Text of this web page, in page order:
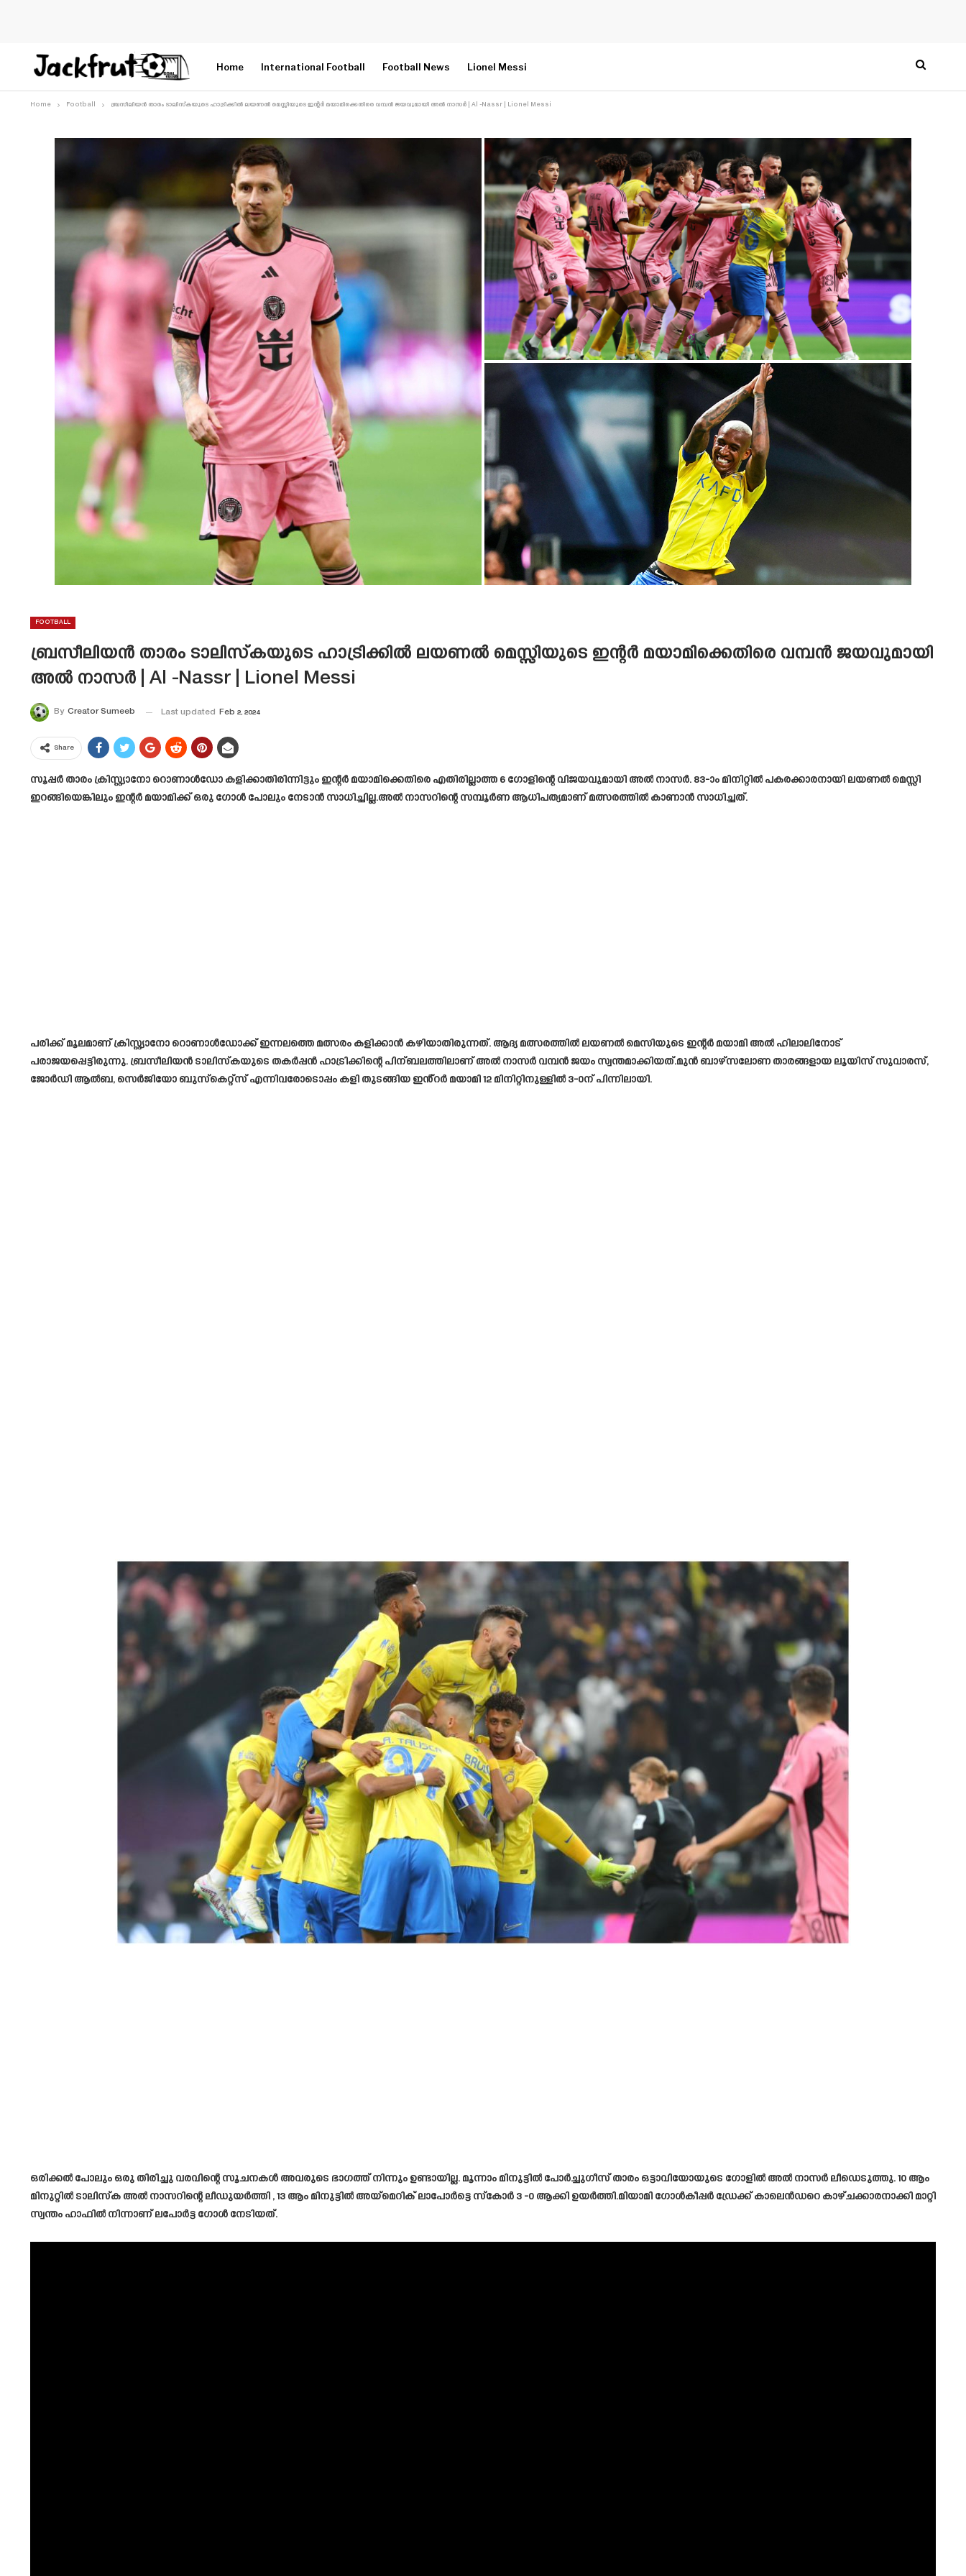
Home International Football Football News Lionel Messi
Home Football ബ്രസീലിയൻ താരം ടാലിസ്കയുടെ ഹാട്രിക്കിൽ ലയണൽ മെസ്സിയുടെ ഇന്റർ മയാമിക്കെതിരെ വമ്പൻ ജയവുമായി അൽ നാസർ | Al -Nassr | Lionel Messi
FOOTBALL
ബ്രസീലിയൻ താരം ടാലിസ്കയുടെ ഹാട്രിക്കിൽ ലയണൽ മെസ്സിയുടെ ഇന്റർ മയാമിക്കെതിരെ വമ്പൻ ജയവുമായി
അൽ നാസർ | Al -Nassr | Lionel Messi
By Creator Sumeeb Last updated Feb 2, 2024
Share
സൂപ്പർ താരം ക്രിസ്റ്റ്യാനോ റൊണാൾഡോ കളിക്കാതിരിന്നിട്ടും ഇന്റർ മയാമിക്കെതിരെ എതിരില്ലാത്ത 6 ഗോളിന്റെ വിജയവുമായി അൽ നാസർ. 83-ാം മിനിറ്റിൽ പകരക്കാരനായി ലയണൽ മെസ്സി
ഇറങ്ങിയെങ്കിലും ഇന്റർ മയാമിക്ക് ഒരു ഗോൾ പോലും നേടാൻ സാധിച്ചില്ല.അൽ നാസറിന്റെ സമ്പൂർണ ആധിപത്യമാണ് മത്സരത്തിൽ കാണാൻ സാധിച്ചത്.
പരിക്ക് മൂലമാണ് ക്രിസ്റ്റ്യാനോ റൊണാൾഡോക്ക് ഇന്നലത്തെ മത്സരം കളിക്കാൻ കഴിയാതിരുന്നത്. ആദ്യ മത്സരത്തിൽ ലയണൽ മെസിയുടെ ഇന്റർ മയാമി അൽ ഹിലാലിനോട്
പരാജയപ്പെട്ടിരുന്നു. ബ്രസീലിയൻ ടാലിസ്കയുടെ തകർപ്പൻ ഹാട്രിക്കിന്റെ പിന്ബലത്തിലാണ് അൽ നാസർ വമ്പൻ ജയം സ്വന്തമാക്കിയത്.മുൻ ബാഴ്‌സലോണ താരങ്ങളായ ലൂയിസ് സുവാരസ്,
ജോർഡി ആൽബ, സെർജിയോ ബുസ്‌കെറ്റ്‌സ് എന്നിവരോടൊപ്പം കളി തുടങ്ങിയ ഇൻ്റർ മയാമി 12 മിനിറ്റിനുള്ളിൽ 3-0ന് പിന്നിലായി.
ഒരിക്കൽ പോലും ഒരു തിരിച്ചു വരവിന്റെ സൂചനകൾ അവരുടെ ഭാഗത്ത് നിന്നും ഉണ്ടായില്ല. മൂന്നാം മിനുട്ടിൽ പോർച്ചുഗീസ് താരം ഒട്ടാവിയോയുടെ ഗോളിൽ അൽ നാസർ ലീഡെടുത്തു. 10 ആം
മിനുറ്റിൽ ടാലിസ്ക അൽ നാസറിന്റെ ലീഡുയർത്തി , 13 ആം മിനുട്ടിൽ അയ്മെറിക് ലാപോർട്ടെ സ്കോർ 3 -0 ആക്കി ഉയർത്തി.മിയാമി ഗോൾകീപ്പർ ഡ്രേക്ക് കാലെൻഡറെ കാഴ്ചക്കാരനാക്കി മാറ്റി
സ്വന്തം ഹാഫിൽ നിന്നാണ് ലപോർട്ട ഗോൾ നേടിയത്.